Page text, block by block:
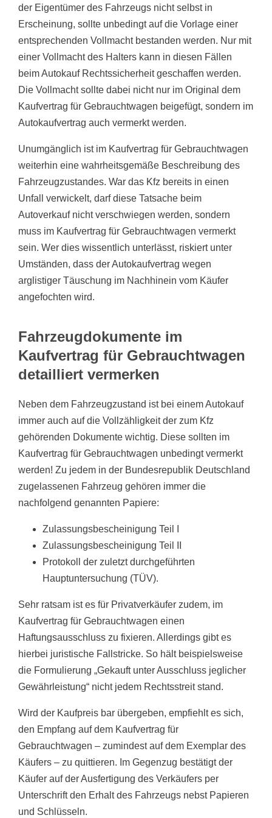
der Eigentümer des Fahrzeugs nicht selbst in
Erscheinung, sollte unbedingt auf die Vorlage einer
entsprechenden Vollmacht bestanden werden. Nur mit
einer Vollmacht des Halters kann in diesen Fällen
beim Autokauf Rechtssicherheit geschaffen werden.
Die Vollmacht sollte dabei nicht nur im Original dem
Kaufvertrag für Gebrauchtwagen beigefügt, sondern im
Autokaufvertrag auch vermerkt werden.
Unumgänglich ist im Kaufvertrag für Gebrauchtwagen
weiterhin eine wahrheitsgemäße Beschreibung des
Fahrzeugzustandes. War das Kfz bereits in einen
Unfall verwickelt, darf diese Tatsache beim
Autoverkauf nicht verschwiegen werden, sondern
muss im Kaufvertrag für Gebrauchtwagen vermerkt
sein. Wer dies wissentlich unterlässt, riskiert unter
Umständen, dass der Autokaufvertrag wegen
arglistiger Täuschung im Nachhinein vom Käufer
angefochten wird.
Fahrzeugdokumente im
Kaufvertrag für Gebrauchtwagen
detailliert vermerken
Neben dem Fahrzeugzustand ist bei einem Autokauf
immer auch auf die Vollzähligkeit der zum Kfz
gehörenden Dokumente wichtig. Diese sollten im
Kaufvertrag für Gebrauchtwagen unbedingt vermerkt
werden! Zu jedem in der Bundesrepublik Deutschland
zugelassenen Fahrzeug gehören immer die
nachfolgend genannten Papiere:
Zulassungsbescheinigung Teil I
Zulassungsbescheinigung Teil II
Protokoll der zuletzt durchgeführten
Hauptuntersuchung (TÜV).
Sehr ratsam ist es für Privatverkäufer zudem, im
Kaufvertrag für Gebrauchtwagen einen
Haftungsausschluss zu fixieren. Allerdings gibt es
hierbei juristische Fallstricke. So hält beispielsweise
die Formulierung „Gekauft unter Ausschluss jeglicher
Gewährleistung“ nicht jedem Rechtsstreit stand.
Wird der Kaufpreis bar übergeben, empfiehlt es sich,
den Empfang auf dem Kaufvertrag für
Gebrauchtwagen – zumindest auf dem Exemplar des
Käufers – zu quittieren. Im Gegenzug bestätigt der
Käufer auf der Ausfertigung des Verkäufers per
Unterschrift den Erhalt des Fahrzeugs nebst Papieren
und Schlüsseln.